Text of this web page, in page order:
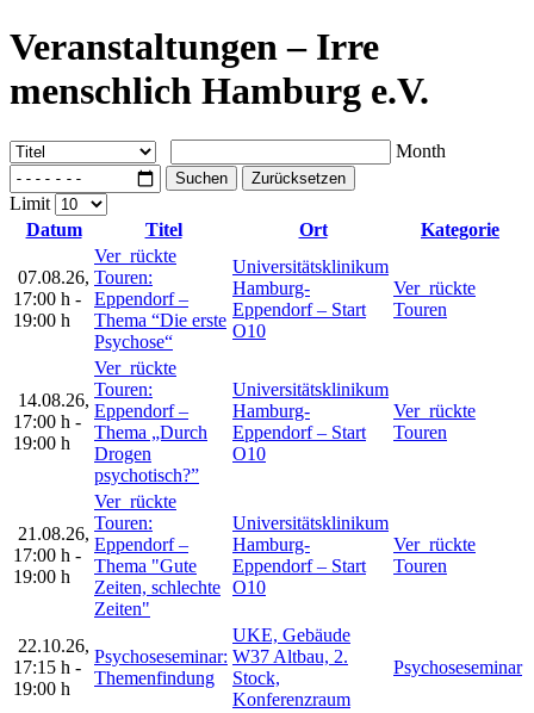
Veranstaltungen – Irre
menschlich Hamburg e.V.
Month
Suchen Zurücksetzen
Limit
Datum
Titel Ort Kategorie
07.08.26,
17:00 h -
19:00 h
Ver_rückte
Touren:
Eppendorf –
Thema “Die erste
Psychose“
Universitätsklinikum
Hamburg-
Eppendorf – Start
O10
Ver_rückte
Touren
14.08.26,
17:00 h -
19:00 h
Ver_rückte
Touren:
Eppendorf –
Thema „Durch
Drogen
psychotisch?”
Universitätsklinikum
Hamburg-
Eppendorf – Start
O10
Ver_rückte
Touren
21.08.26,
17:00 h -
19:00 h
Ver_rückte
Touren:
Eppendorf –
Thema "Gute
Zeiten, schlechte
Zeiten"
Universitätsklinikum
Hamburg-
Eppendorf – Start
O10
Ver_rückte
Touren
22.10.26,
17:15 h -
19:00 h
Psychoseseminar:
Themenfindung
UKE, Gebäude
W37 Altbau, 2.
Stock,
Konferenzraum
Psychoseseminar